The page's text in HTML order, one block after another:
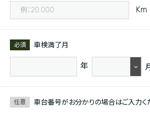
Km
必須 車検満了月
年
任意 車台番号がお分かりの場合はご入力く